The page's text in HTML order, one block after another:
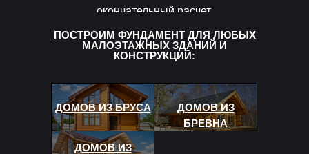
окончательный расчет.
ПОСТРОИМ ФУНДАМЕНТ ДЛЯ ЛЮБЫХ
МАЛОЭТАЖНЫХ ЗДАНИЙ И
КОНСТРУКЦИЙ:
ДОМОВ ИЗ БРУСА
ДОМОВ ИЗ
БРЕВНА
ДОМОВ ИЗ